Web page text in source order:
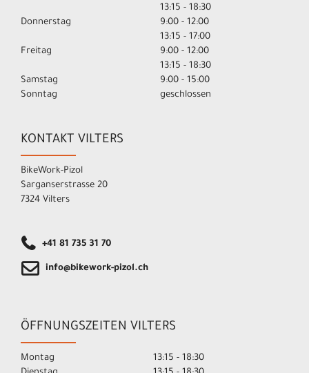
13:15 - 18:30
Donnerstag
9:00 - 12:00
13:15 - 17:00
Freitag
9:00 - 12:00
13:15 - 18:30
Samstag
9:00 - 15:00
Sonntag
geschlossen
KONTAKT VILTERS
BikeWork-Pizol
Sarganserstrasse 20
7324 Vilters
+41 81 735 31 70
info@bikework-pizol.ch
ÖFFNUNGSZEITEN VILTERS
Montag
13:15 - 18:30